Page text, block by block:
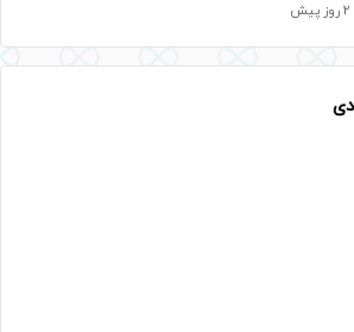
2 روز پیش